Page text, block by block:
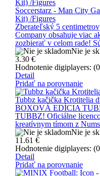
Soccerstarz - Man City
Kit) /Figures
Zberateľský 5
Company obsahuje viac
zozbierať v celom rade!
Nie je
3.30 €
Hodnotenie digiplayers:
Detail
Pridať na porovnanie
Tubbz kačička Krotitelia
BOXOVÁ EDÍCIA
TUBBZ! Oficiálne
kreatívnym tímom z
Nie je
11.61 €
Hodnotenie digiplayers:
Detail
Pridať na porovnanie